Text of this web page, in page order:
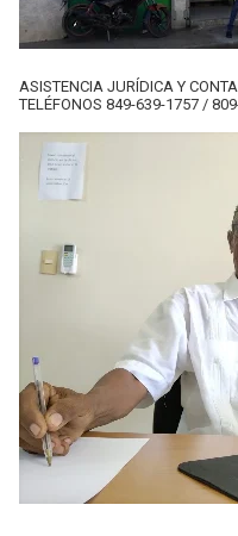
ASISTENCIA JURÍDICA Y
TELÉFONOS 849-639-1757 /